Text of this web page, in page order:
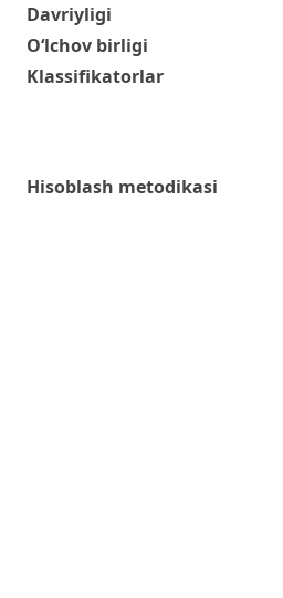
Davriyligi
O‘lchov birligi
Klassifikatorlar
Hisoblash metodikasi